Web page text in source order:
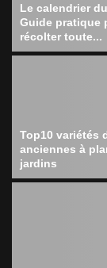
Le calendrier
Guide pratique
récolter toute...
Top10 variétés
anciennes à
jardins